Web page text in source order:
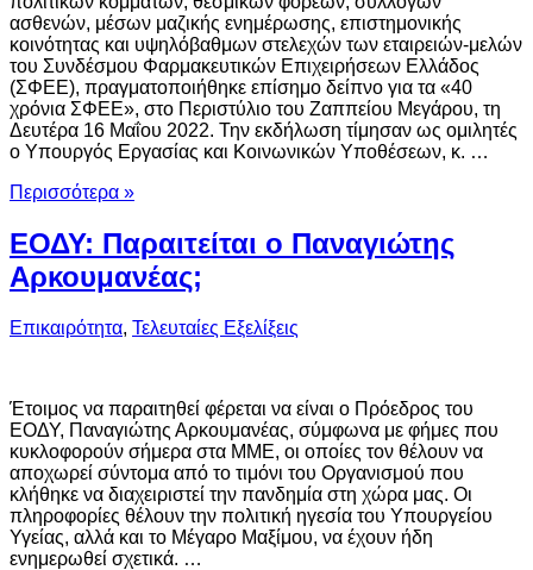
ασθενών, μέσων μαζικής ενημέρωσης, επιστημονικής
κοινότητας και υψηλόβαθμων στελεχών των εταιρειών-μελών
του Συνδέσμου Φαρμακευτικών Επιχειρήσεων Ελλάδος
(ΣΦΕΕ), πραγματοποιήθηκε επίσημο δείπνο για τα «40
χρόνια ΣΦΕΕ», στο Περιστύλιο του Ζαππείου Μεγάρου, τη
Δευτέρα 16 Μαΐου 2022. Την εκδήλωση τίμησαν ως ομιλητές
ο Υπουργός Εργασίας και Κοινωνικών Υποθέσεων, κ. …
Περισσότερα »
ΕΟΔΥ: Παραιτείται ο Παναγιώτης
Αρκουμανέας;
Επικαιρότητα, Τελευταίες Εξελίξεις
Έτοιμος να παραιτηθεί φέρεται να είναι ο Πρόεδρος του
ΕΟΔΥ, Παναγιώτης Αρκουμανέας, σύμφωνα με φήμες που
κυκλοφορούν σήμερα στα ΜΜΕ, οι οποίες τον θέλουν να
αποχωρεί σύντομα από το τιμόνι του Οργανισμού που
κλήθηκε να διαχειριστεί την πανδημία στη χώρα μας. Οι
πληροφορίες θέλουν την πολιτική ηγεσία του Υπουργείου
Υγείας, αλλά και το Μέγαρο Μαξίμου, να έχουν ήδη
ενημερωθεί σχετικά. …